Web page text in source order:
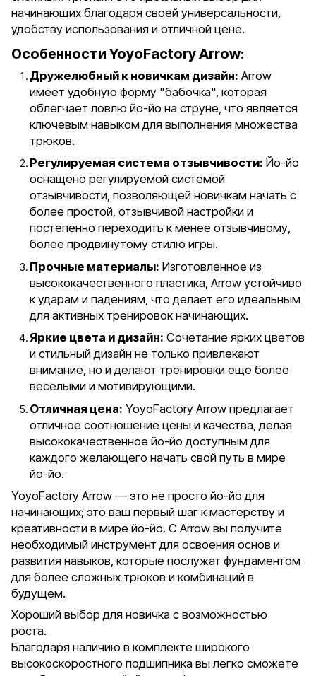
начинающих благодаря своей универсальности,
удобству использования и отличной цене.
Особенности YoyoFactory Arrow:
Дружелюбный к новичкам дизайн: Arrow
имеет удобную форму "бабочка", которая
облегчает ловлю йо-йо на струне, что является
ключевым навыком для выполнения множества
трюков.
Регулируемая система отзывчивости: Йо-йо
оснащено регулируемой системой
отзывчивости, позволяющей новичкам начать с
более простой, отзывчивой настройки и
постепенно переходить к менее отзывчивому,
более продвинутому стилю игры.
Прочные материалы: Изготовленное из
высококачественного пластика, Arrow устойчиво
к ударам и падениям, что делает его идеальным
для активных тренировок начинающих.
Яркие цвета и дизайн: Сочетание ярких цветов
и стильный дизайн не только привлекают
внимание, но и делают тренировки еще более
веселыми и мотивирующими.
Отличная цена: YoyoFactory Arrow предлагает
отличное соотношение цены и качества, делая
высококачественное йо-йо доступным для
каждого желающего начать свой путь в мире
йо-йо.
YoyoFactory Arrow — это не просто йо-йо для
начинающих; это ваш первый шаг к мастерству и
креативности в мире йо-йо. С Arrow вы получите
необходимый инструмент для освоения основ и
развития навыков, которые послужат фундаментом
для более сложных трюков и комбинаций в
будущем.
Хороший выбор для новичка с возможностью
роста.
Благодаря наличию в комплекте широкого
высокоскоростного подшипника вы легко сможете